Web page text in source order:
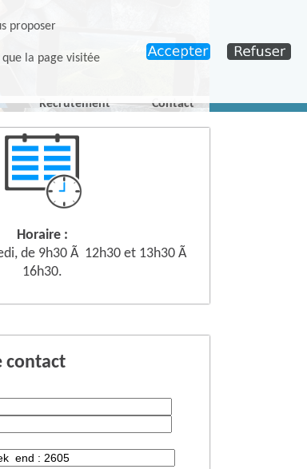
proposer
la page visitée
Recrutement Contact
Horaire :
de 9h30 Ã 12h30 et 13h30 Ã
16h30.
contact